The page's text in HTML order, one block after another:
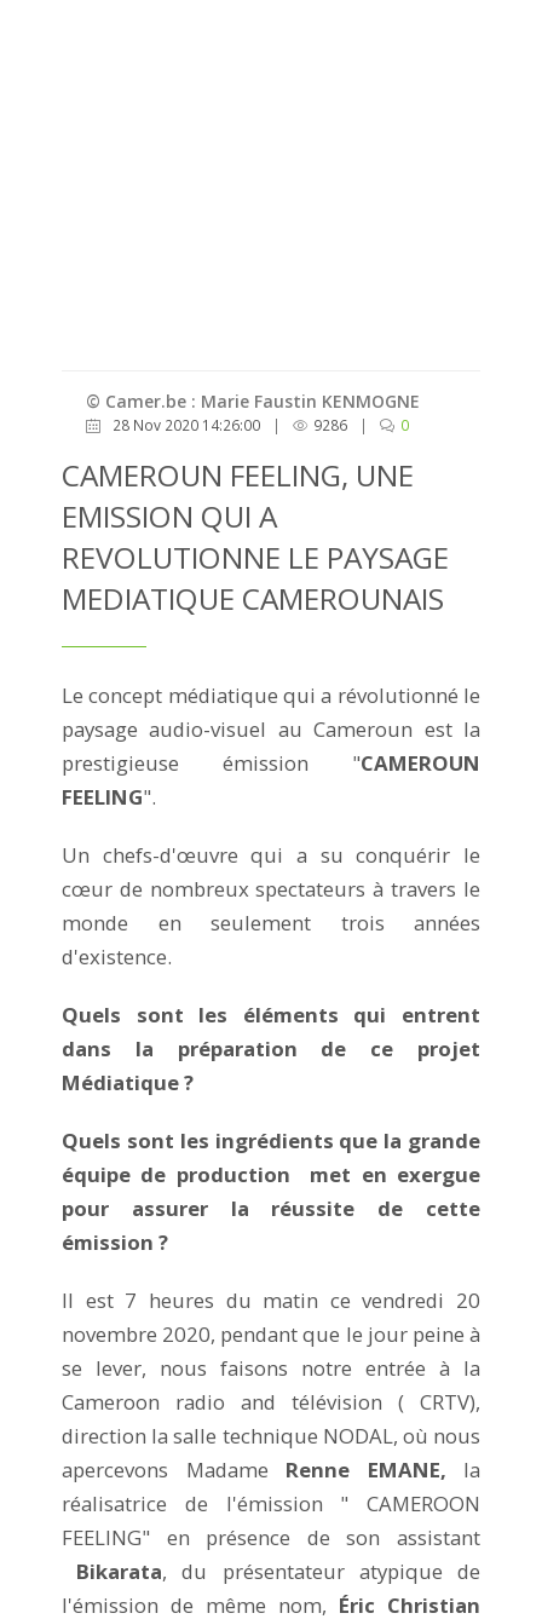
© Camer.be : Marie Faustin KENMOGNE
28 Nov 2020 14:26:00 | 9286 | 0
CAMEROUN FEELING, UNE
EMISSION QUI A
REVOLUTIONNE LE PAYSAGE
MEDIATIQUE CAMEROUNAIS
Le concept médiatique qui a révolutionné le
paysage audio-visuel au Cameroun est la
prestigieuse émission "CAMEROUN
FEELING".
Un chefs-d'œuvre qui a su conquérir le
cœur de nombreux spectateurs à travers le
monde en seulement trois années
d'existence.
Quels sont les éléments qui entrent
dans la préparation de ce projet
Médiatique ?
Quels sont les ingrédients que la grande
équipe de production met en exergue
pour assurer la réussite de cette
émission ?
Il est 7 heures du matin ce vendredi 20
novembre 2020, pendant que le jour peine à
se lever, nous faisons notre entrée à la
Cameroon radio and télévision ( CRTV),
direction la salle technique NODAL, où nous
apercevons Madame Renne EMANE, la
réalisatrice de l'émission " CAMEROON
FEELING" en présence de son assistant
Bikarata, du présentateur atypique de
l'émission de même nom, Éric Christian